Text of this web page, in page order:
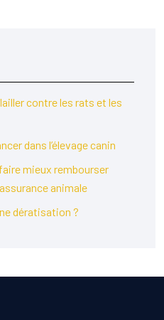
contre les rats et les
dans l’élevage canin
mieux rembourser
animale
dératisation ?